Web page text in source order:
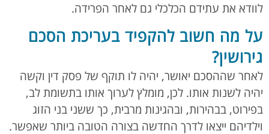
לוודא את עתידם הכלכלי גם לאחר הפרידה.
על מה חשוב להקפיד בעריכת הסכם
גירושין?
לאחר שההסכם יאושר, יהיה לו תוקף של פסק דין וקשה
יהיה לשנות אותו. לכן, מומלץ לערוך אותו בתשומת לב,
בפירוט, בבהירות, ובהגינות מרבית, כך ששני בני הזוג
וילדיהם ייצאו לדרך החדשה בצורה הטובה ביותר שאפשר.